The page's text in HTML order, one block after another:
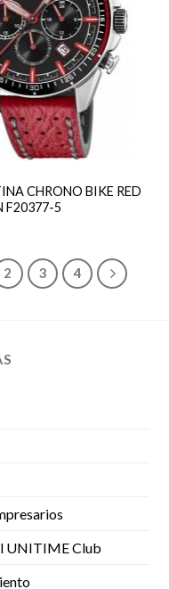
CHRONO BIKE RED
F20377-5
2 3 4
UNITIME Club